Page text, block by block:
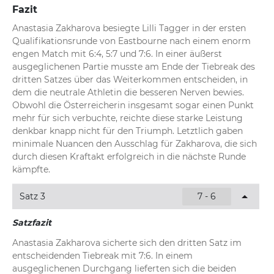
Fazit
Anastasia Zakharova besiegte Lilli Tagger in der ersten
Qualifikationsrunde von Eastbourne nach einem enorm
engen Match mit 6:4, 5:7 und 7:6. In einer äußerst
ausgeglichenen Partie musste am Ende der Tiebreak des
dritten Satzes über das Weiterkommen entscheiden, in
dem die neutrale Athletin die besseren Nerven bewies.
Obwohl die Österreicherin insgesamt sogar einen Punkt
mehr für sich verbuchte, reichte diese starke Leistung
denkbar knapp nicht für den Triumph. Letztlich gaben
minimale Nuancen den Ausschlag für Zakharova, die sich
durch diesen Kraftakt erfolgreich in die nächste Runde
kämpfte.
Satz 3 7 - 6
Satzfazit
Anastasia Zakharova sicherte sich den dritten Satz im
entscheidenden Tiebreak mit 7:6. In einem
ausgeglichenen Durchgang lieferten sich die beiden